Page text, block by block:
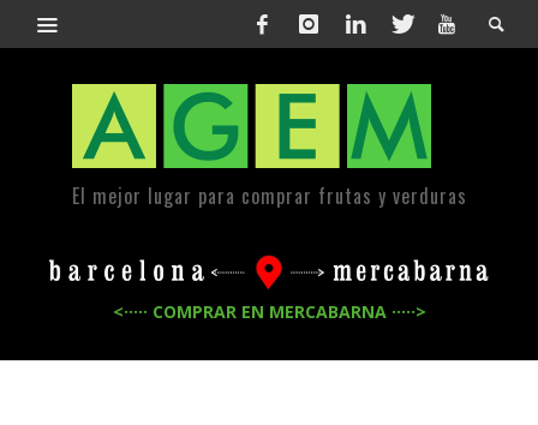
El mejor lugar para comprar frutas y verduras
<····· COMPRAR EN MERCABARNA ·····>